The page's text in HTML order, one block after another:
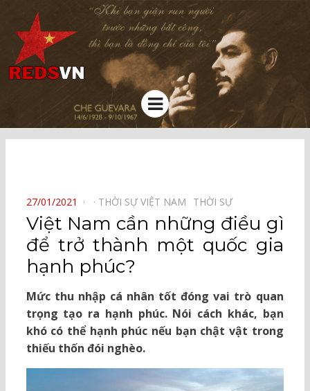
Kênh chia sẻ tri thức cộng đồng
Menu
POSTED
ON
27/01/2021 THỜI SỰ VIỆT NAM⠀ THỜI SỰ⠀
Việt Nam cần những điều gì
để trở thành một quốc gia
hạnh phúc?
Mức thu nhập cá nhân tốt đóng vai trò quan
trọng tạo ra hạnh phúc. Nói cách khác, bạn
khó có thể hạnh phúc nếu bạn chật vật trong
thiếu thốn đói nghèo.